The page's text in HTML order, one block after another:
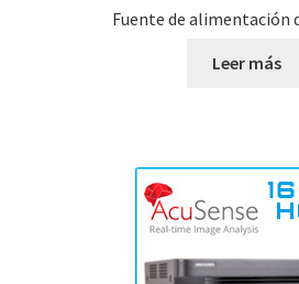
Fuente de alimentación
Leer más